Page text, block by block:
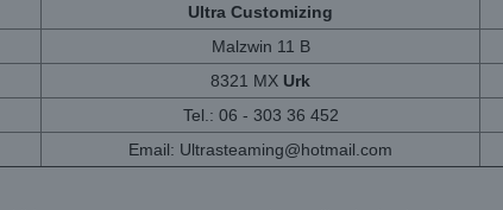
Ultra Customizing
Malzwin 11 B
8321 MX Urk
Tel.: 06 - 303 36 452
Email: Ultrasteaming@hotmail.com